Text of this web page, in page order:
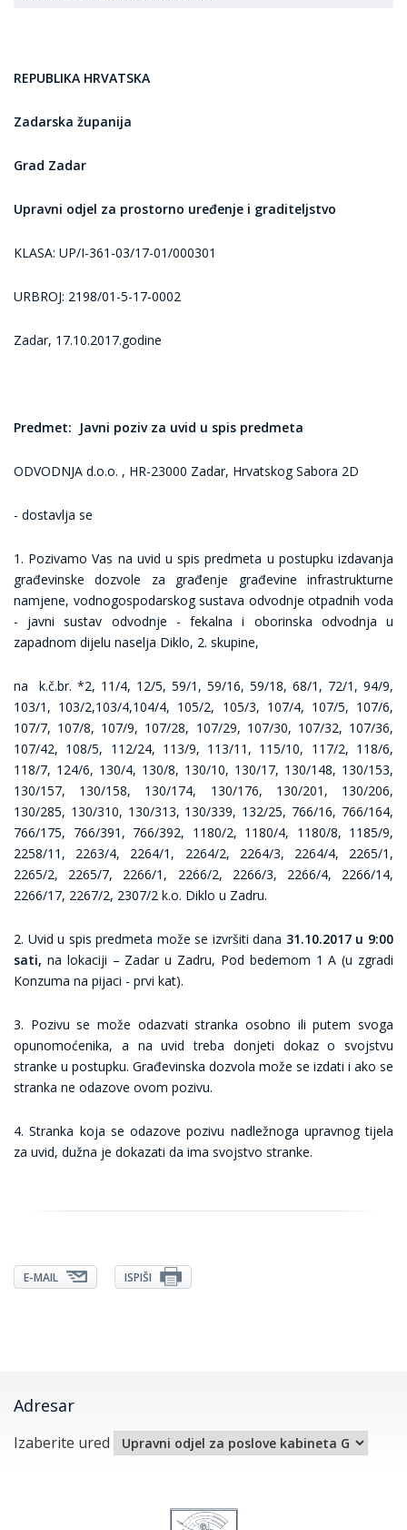
REPUBLIKA HRVATSKA
Zadarska županija
Grad Zadar
Upravni odjel za prostorno uređenje i graditeljstvo
KLASA: UP/I-361-03/17-01/000301
URBROJ: 2198/01-5-17-0002
Zadar, 17.10.2017.godine
Predmet: Javni poziv za uvid u spis predmeta
ODVODNJA d.o.o. , HR-23000 Zadar, Hrvatskog Sabora 2D
- dostavlja se
1. Pozivamo Vas na uvid u spis predmeta u postupku izdavanja
građevinske dozvole za građenje građevine infrastrukturne
namjene, vodnogospodarskog sustava odvodnje otpadnih voda
- javni sustav odvodnje - fekalna i oborinska odvodnja u
zapadnom dijelu naselja Diklo, 2. skupine,
na k.č.br. *2, 11/4, 12/5, 59/1, 59/16, 59/18, 68/1, 72/1, 94/9,
103/1, 103/2,103/4,104/4, 105/2, 105/3, 107/4, 107/5, 107/6,
107/7, 107/8, 107/9, 107/28, 107/29, 107/30, 107/32, 107/36,
107/42, 108/5, 112/24, 113/9, 113/11, 115/10, 117/2, 118/6,
118/7, 124/6, 130/4, 130/8, 130/10, 130/17, 130/148, 130/153,
130/157, 130/158, 130/174, 130/176, 130/201, 130/206,
130/285, 130/310, 130/313, 130/339, 132/25, 766/16, 766/164,
766/175, 766/391, 766/392, 1180/2, 1180/4, 1180/8, 1185/9,
2258/11, 2263/4, 2264/1, 2264/2, 2264/3, 2264/4, 2265/1,
2265/2, 2265/7, 2266/1, 2266/2, 2266/3, 2266/4, 2266/14,
2266/17, 2267/2, 2307/2 k.o. Diklo u Zadru.
2. Uvid u spis predmeta može se izvršiti dana 31.10.2017 u 9:00
sati, na lokaciji – Zadar u Zadru, Pod bedemom 1 A (u zgradi
Konzuma na pijaci - prvi kat).
3. Pozivu se može odazvati stranka osobno ili putem svoga
opunomoćenika, a na uvid treba donjeti dokaz o svojstvu
stranke u postupku. Građevinska dozvola može se izdati i ako se
stranka ne odazove ovom pozivu.
4. Stranka koja se odazove pozivu nadležnoga upravnog tijela
za uvid, dužna je dokazati da ima svojstvo stranke.
E-MAIL ISPIŠI
Adresar
Izaberite ured